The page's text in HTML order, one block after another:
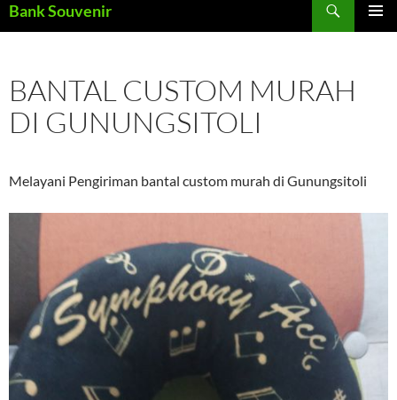
Bank Souvenir
BANTAL CUSTOM MURAH
DI GUNUNGSITOLI
Melayani Pengiriman bantal custom murah di Gunungsitoli